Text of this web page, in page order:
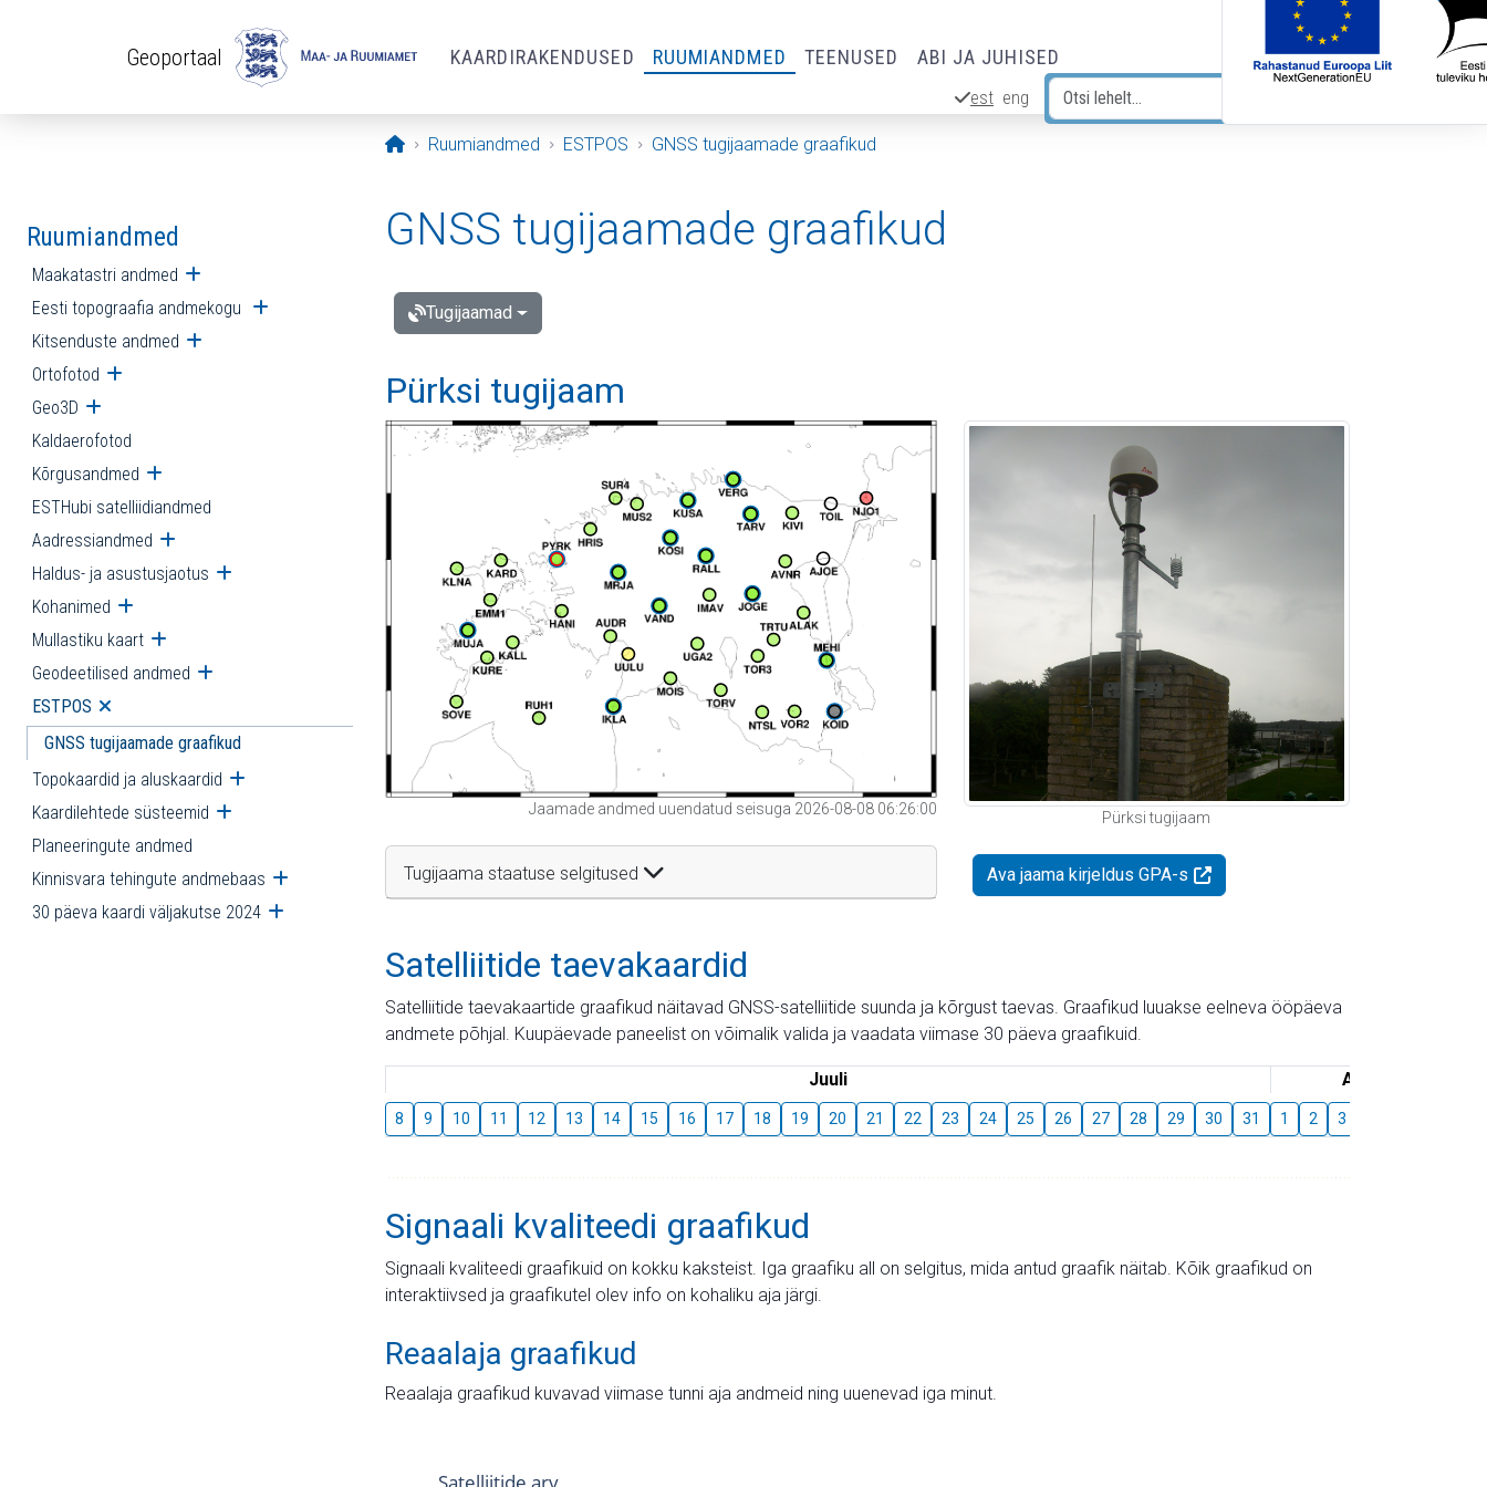
Geoportaal KAARDIRAKENDUSED RUUMIANDMED TEENUSED ABI JA JUHISED
est eng
Avaleht
Ruumiandmed ESTPOS GNSS tugijaamade graafikud
Ruumiandmed
Maakatastri andmed Ava alammenüü
Eesti topograafia andmekogu Ava alammenüü
Kitsenduste andmed Ava alammenüü
Ortofotod Ava alammenüü
Geo3D Ava alammenüü
Kaldaerofotod
Kõrgusandmed Ava alammenüü
ESTHubi satelliidiandmed
Aadressiandmed Ava alammenüü
Haldus- ja asustusjaotus Ava alammenüü
Kohanimed Ava alammenüü
Mullastiku kaart Ava alammenüü
Geodeetilised andmed Ava alammenüü
ESTPOS Ava alammenüü
GNSS tugijaamade graafikud
Topokaardid ja aluskaardid Ava alammenüü
Kaardilehtede süsteemid Ava alammenüü
Planeeringute andmed
Kinnisvara tehingute andmebaas Ava alammenüü
30 päeva kaardi väljakutse 2024 Ava alammenüü
GNSS tugijaamade graafikud
Tugijaamad
Pürksi tugijaam
Jaamade andmed uuendatud seisuga 2026-08-08 06:26:00
Tugijaama staatuse selgitused
Pürksi tugijaam
Ava jaama kirjeldus GPA-s
Satelliitide taevakaardid
Satelliitide taevakaartide graafikud näitavad GNSS-satelliitide suunda ja kõrgust taevas. Graafikud luuakse eelneva ööpäeva
andmete põhjal. Kuupäevade paneelist on võimalik valida ja vaadata viimase 30 päeva graafikuid.
Juuli August
8 9 10 11 12 13 14 15 16 17 18 19 20 21 22 23 24 25 26 27 28 29 30 31 1 2 3
Signaali kvaliteedi graafikud
Signaali kvaliteedi graafikuid on kokku kaksteist. Iga graafiku all on selgitus, mida antud graafik näitab. Kõik graafikud on
interaktiivsed ja graafikutel olev info on kohaliku aja järgi.
Reaalaja graafikud
Reaalaja graafikud kuvavad viimase tunni aja andmeid ning uuenevad iga minut.